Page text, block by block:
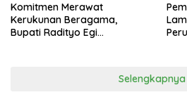
Komitmen Merawat
Kerukunan Beragama,
Bupati Radityo Egi
Selengkapnya